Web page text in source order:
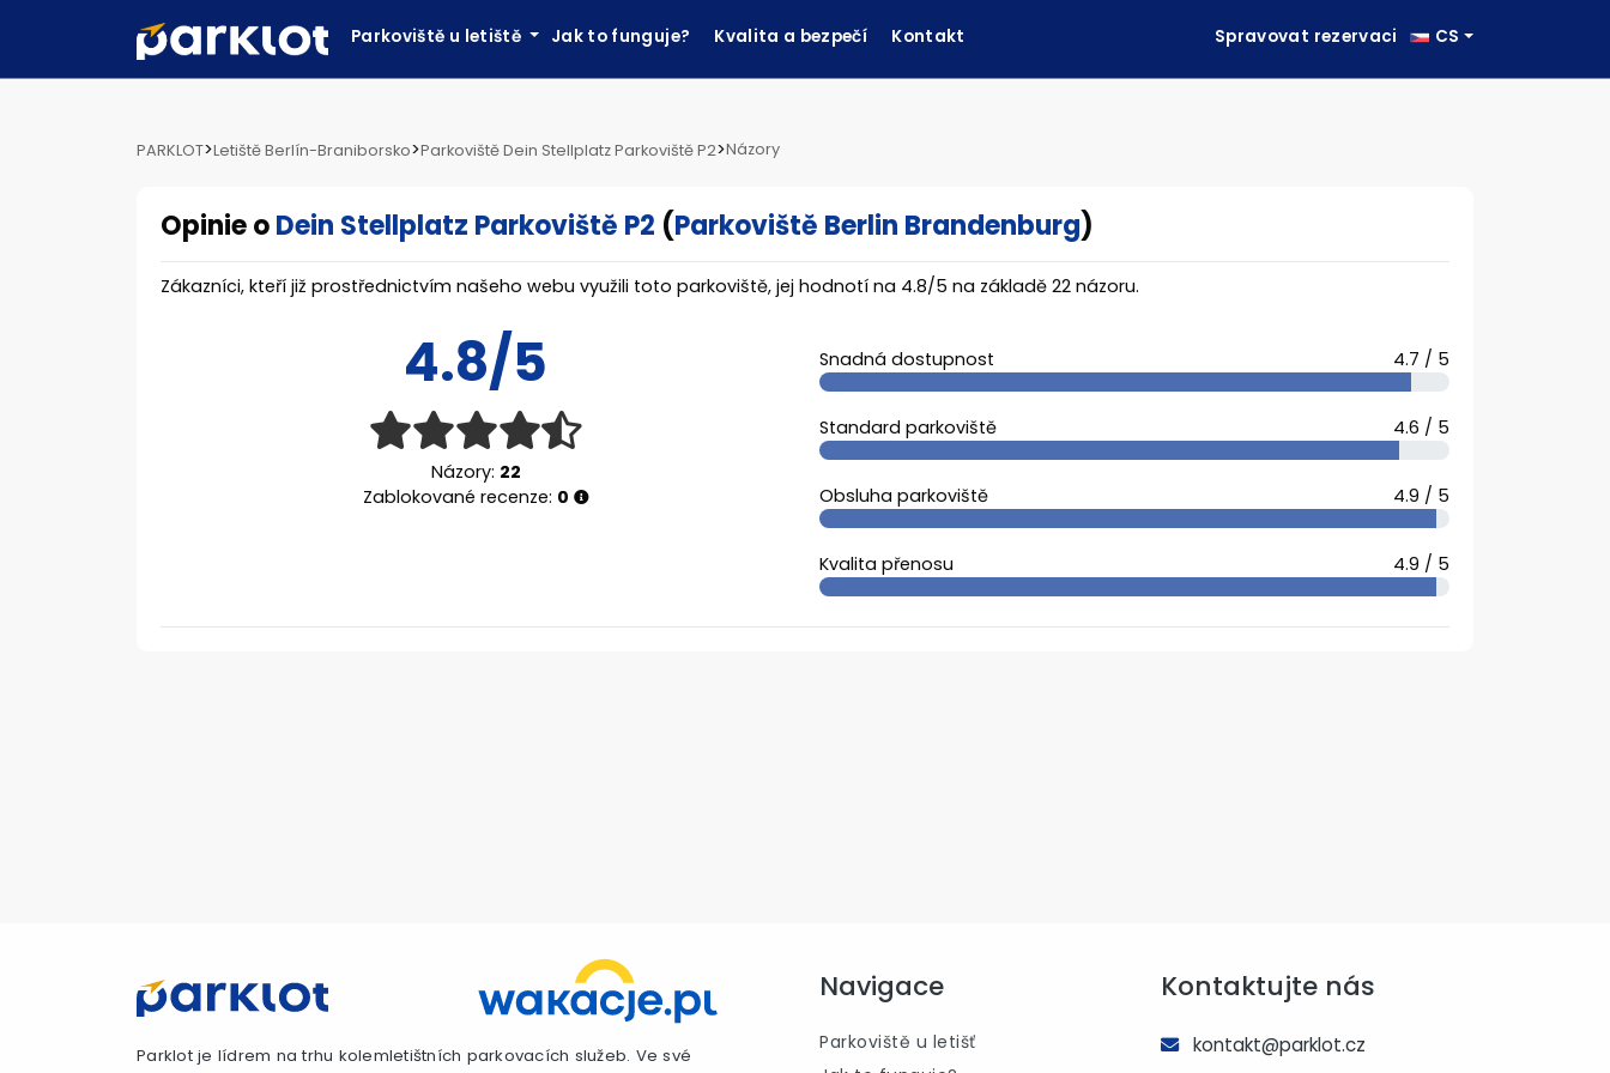
Parkoviště u letiště Jak to funguje? Kvalita a bezpečí Kontakt Spravovat rezervaci CS
PARKLOT>Letiště Berlín-Braniborsko>Parkoviště Dein Stellplatz Parkoviště P2>Názory
Opinie oDein Stellplatz Parkoviště P2 (Parkoviště Berlin Brandenburg)
Zákazníci, kteří již prostřednictvím našeho webu využili toto parkoviště, jej hodnotí na 4.8/5 na základě 22 názoru.
4.8/5
Názory: 22
Zablokované recenze: 0
Snadná dostupnost 4.7 / 5
Standard parkoviště 4.6 / 5
Obsluha parkoviště 4.9 / 5
Kvalita přenosu 4.9 / 5
Parklot je lídrem na trhu kolemletištních parkovacích služeb. Ve své
Navigace
Parkoviště u letišť
Kontaktujte nás
kontakt@parklot.cz